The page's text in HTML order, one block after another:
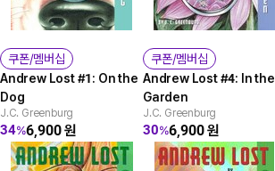
쿠폰/멤버십
Andrew Lost #1: On the
Dog
J.C. Greenburg
34%6,900원
쿠폰/멤버십
Andrew Lost #4: In the
Garden
J.C. Greenburg
30%6,900원